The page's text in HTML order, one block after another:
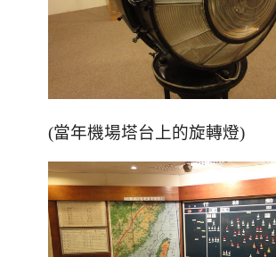
(當年機場塔台上的旋轉燈)